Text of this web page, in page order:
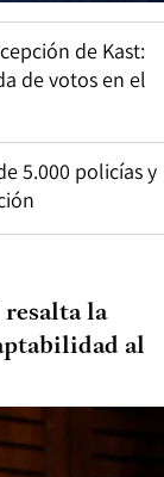
de Kast:
de votos en el
5.000 policías y
resalta la
al